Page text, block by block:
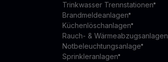
Trinkwasser Trennstationen
Brandmeldeanlagen
Küchenlöschanlagen
Rauch- & Wärmeabzugsanlagen
Notbeleuchtungsanlage
Sprinkleranlagen